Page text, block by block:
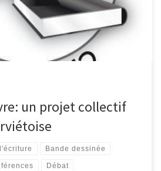
partenaires de l’arrondissement. Si
un projet collectif
Bande dessinée
Débat